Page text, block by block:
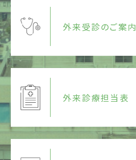
外来受診のご案内
外来診療担当表